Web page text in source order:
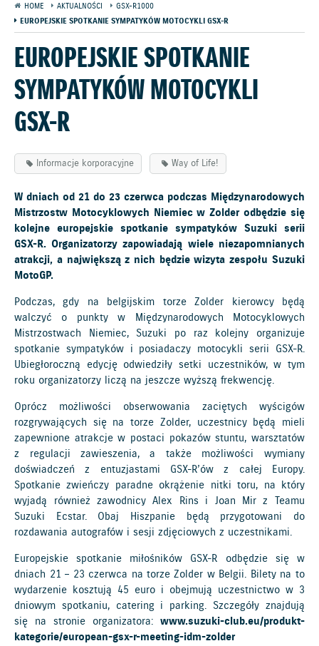
HOME AKTUALNOŚCI
GSX-R1000
EUROPEJSKIE SPOTKANIE SYMPATYKÓW MOTOCYKLI GSX-R
EUROPEJSKIE SPOTKANIE
SYMPATYKÓW MOTOCYKLI
GSX-R
Informacje korporacyjne Way of Life!
W dniach od 21 do 23 czerwca podczas Międzynarodowych
Mistrzostw Motocyklowych Niemiec w Zolder odbędzie się
kolejne europejskie spotkanie sympatyków Suzuki serii
GSX-R. Organizatorzy zapowiadają wiele niezapomnianych
atrakcji, a największą z nich będzie wizyta zespołu Suzuki
MotoGP.
Podczas, gdy na belgijskim torze Zolder kierowcy będą
walczyć o punkty w Międzynarodowych Motocyklowych
Mistrzostwach Niemiec, Suzuki po raz kolejny organizuje
spotkanie sympatyków i posiadaczy motocykli serii GSX-R.
Ubiegłoroczną edycję odwiedziły setki uczestników, w tym
roku organizatorzy liczą na jeszcze wyższą frekwencję.
Oprócz możliwości obserwowania zaciętych wyścigów
rozgrywających się na torze Zolder, uczestnicy będą mieli
zapewnione atrakcje w postaci pokazów stuntu, warsztatów
z regulacji zawieszenia, a także możliwości wymiany
doświadczeń z entuzjastami GSX-R’ów z całej Europy.
Spotkanie zwieńczy paradne okrążenie nitki toru, na który
wyjadą również zawodnicy Alex Rins i Joan Mir z Teamu
Suzuki Ecstar. Obaj Hiszpanie będą przygotowani do
rozdawania autografów i sesji zdjęciowych z uczestnikami.
Europejskie spotkanie miłośników GSX-R odbędzie się w
dniach 21 – 23 czerwca na torze Zolder w Belgii. Bilety na to
wydarzenie kosztują 45 euro i obejmują uczestnictwo w 3
dniowym spotkaniu, catering i parking. Szczegóły znajdują
się na stronie organizatora: www.suzuki-club.eu/produkt-
kategorie/european-gsx-r-meeting-idm-zolder